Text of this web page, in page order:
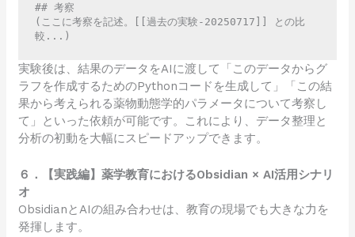
## 考察
(ここに考察を記述。[[過去の実験-20250717]] との比
較...)
実験後は、結果のデータをAIに渡して「このデータからグ
ラフを作成するためのPythonコードを生成して」「この結
果から考えられる薬物動態学的パラメータについて考察し
て」といった依頼が可能です。これにより、データ整理と
分析の初動を大幅にスピードアップできます。
６．【実践編】薬学教育におけるObsidian × AI活用シナリ
オ
ObsidianとAIの組み合わせは、教育の現場でも大きな力を
発揮します。